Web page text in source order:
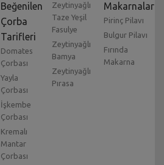
Beğenilen
Çorba
Tarifleri
Domates
Çorbası
Yayla
Çorbası
İşkembe
Çorbası
Kremalı
Mantar
Çorbası
Zeytinyağlı
Taze Yeşil
Fasulye
Zeytinyağlı
Bamya
Zeytinyağlı
Pırasa
Makarnalar
Pirinç Pilavı
Bulgur Pilavı
Fırında
Makarna